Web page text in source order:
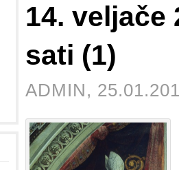
14. veljače
sati (1)
ADMIN,